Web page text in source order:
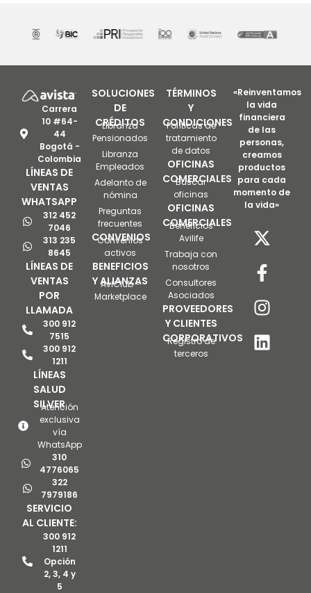
Carrera
10 #64-
44
Bogotá -
Colombia
LÍNEAS DE
VENTAS
WHATSAPP
312 452
7046
313 235
8645
LÍNEAS DE
VENTAS
POR
LLAMADA
300 912
7515
300 912
1211
LÍNEAS
SALUD
SILVER
Atención
exclusiva
vía
WhatsApp
310
4776065
322
7979186
SERVICIO
AL CLIENTE:
300 912
1211
Opción
2, 3, 4 y
5
SOLUCIONES
DE
CRÉDITOS
Libranza
Pensionados
Libranza
Empleados
Adelanto de
nómina
Preguntas
frecuentes
CONVENIOS
Convenios
activos
BENEFICIOS
Y ALIANZAS
AviClub -
Marketplace
TÉRMINOS
Y
CONDICIONES
Políticas de
tratamiento
de datos
OFICINAS
COMERCIALES
Buscar
oficinas
OFICINAS
COMERCIALES
Beneficios
Avilife
Trabaja con
nosotros
Consultores
Asociados
PROVEEDORES
Y CLIENTES
CORPORATIVOS
Registro de
terceros
«Reinventamos
la vida
financiera
de las
personas,
creamos
productos
para cada
momento de
la vida»